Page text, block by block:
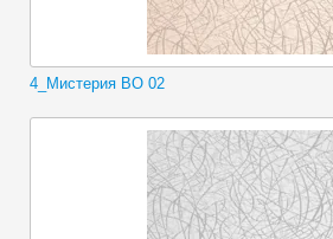
4_Мистерия ВО 02